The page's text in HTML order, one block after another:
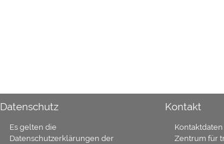
Datenschutz
Es gelten die
Datenschutzerklärungen der
Kontakt
Zentrum für